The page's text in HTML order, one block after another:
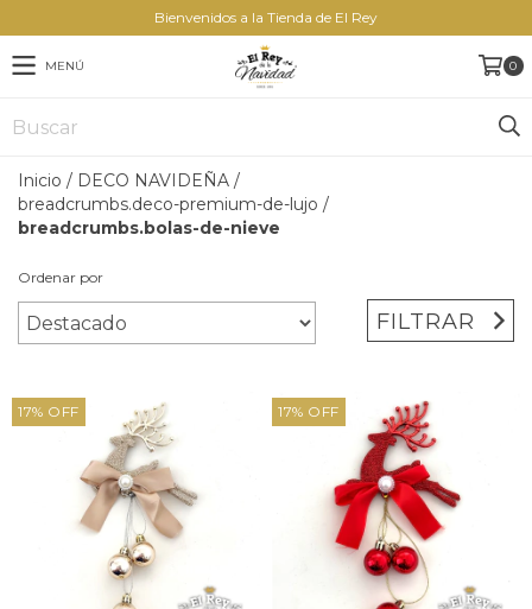
Bienvenidos a la Tienda de El Rey
MENÚ 0
Inicio / DECO NAVIDEÑA /
breadcrumbs.deco-premium-de-lujo /
breadcrumbs.bolas-de-nieve
Ordenar por
FILTRAR
17% OFF 17% OFF